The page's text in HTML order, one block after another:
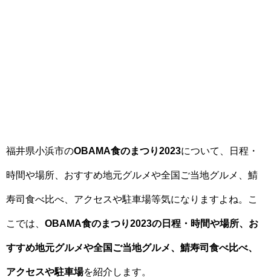
福井県小浜市のOBAMA食のまつり2023について、日程・
時間や場所、おすすめ地元グルメや全国ご当地グルメ、鯖
寿司食べ比べ、アクセスや駐車場等気になりますよね。こ
こでは、 OBAMA食のまつり2023の日程・時間や場所、お
すすめ地元グルメや全国ご当地グルメ、鯖寿司食べ比べ、
アクセスや駐車場を紹介します。